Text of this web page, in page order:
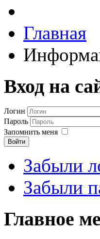
Главная
Вход на
Логин
Пароль
Запомнить меня
Войти
Забыли
Забыли
Главное